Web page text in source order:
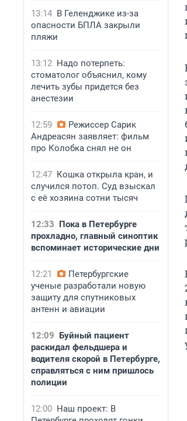
13:14 В Геленджике из-за
опасности БПЛА закрыли
пляжи
13:12 Надо потерпеть:
стоматолог объяснил, кому
лечить зубы придется без
анестезии
12:59
Режиссер Сарик
Андреасян заявляет: фильм
про Колобка снял не он
12:47 Кошка открыла кран, и
случился потоп. Суд взыскал
с её хозяина сотни тысяч
12:33 Пока в Петербурге
прохладно, главный синоптик
вспоминает исторические дни
12:21
Петербургские
ученые разработали новую
защиту для спутниковых
антенн и авиации
12:09 Буйный пациент
раскидал фельдшера и
водителя скорой в Петербурге,
справляться с ним пришлось
полиции
12:00 Наш проект: В